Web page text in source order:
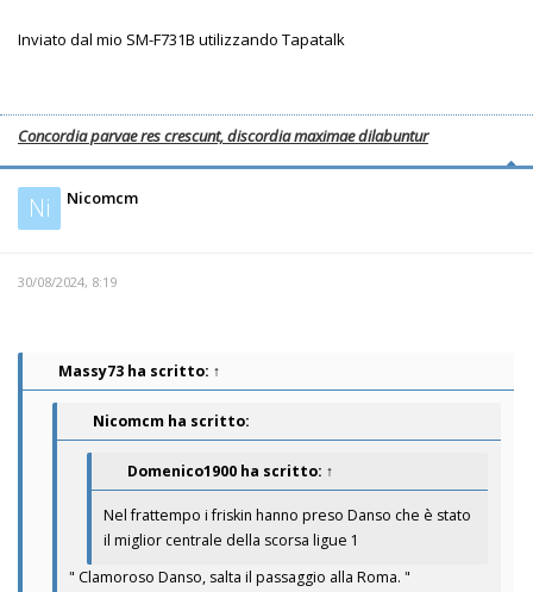
Inviato dal mio SM-F731B utilizzando Tapatalk
Concordia parvae res crescunt, discordia maximae dilabuntur
Ni Nicomcm
30/08/2024, 8:19
Massy73 ha scritto: ↑
Nicomcm ha scritto:
Domenico1900 ha scritto: ↑
Nel frattempo i friskin hanno preso Danso che è stato
il miglior centrale della scorsa ligue 1
" Clamoroso Danso, salta il passaggio alla Roma. "